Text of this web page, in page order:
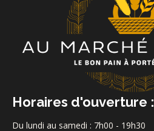
Horaires d'ouverture :
Du lundi au samedi : 7h00 - 19h30